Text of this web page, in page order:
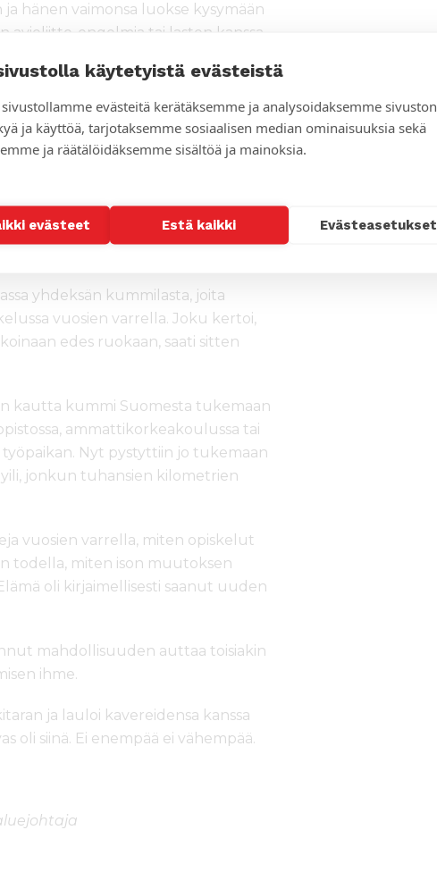
käytetyistä evästeistä
evästeitä kerätäksemme ja analysoidaksemme sivuston
ja käyttöä, tarjotaksemme sosiaalisen median ominaisuuksia sekä
ja räätälöidäksemme sisältöä ja mainoksia.
evästeet Estä kaikki Evästeasetukset
hänen vaimonsa luokse kysymään
avioliitto-ongelmia tai lasten kanssa
Kristittyyn pappiin
Ei vain veden vihmomista ja
lattialla syömässä riisiä,
kristittyjen kanssa, tuntui, että
erityisen hyvältä. Vähän niin kuin
yhdeksän kummilasta, joita
vuosien varrella. Joku kertoi,
edes ruokaan, saati sitten
kautta kummi Suomesta tukemaan
ammattikorkeakoulussa tai
työpaikan. Nyt pystyttiin jo tukemaan
jonkun tuhansien kilometrien
vuosien varrella, miten opiskelut
todella, miten ison muutoksen
oli kirjaimellisesti saanut uuden
mahdollisuuden auttaa toisiakin
ihme.
ja lauloi kavereidensa kanssa
oli siinä. Ei enempää ei vähempää.